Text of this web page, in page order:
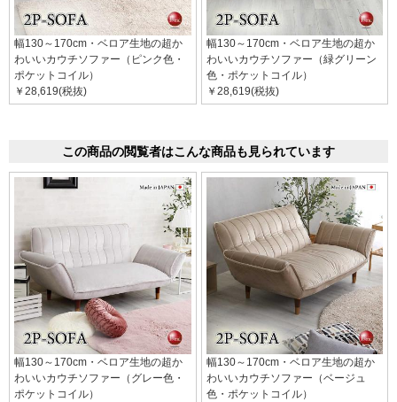
幅130～170cm・ベロア生地の超か
わいいカウチソファー（ピンク色・
ポケットコイル）
￥28,619(税抜)
幅130～170cm・ベロア生地の超か
わいいカウチソファー（緑グリーン
色・ポケットコイル）
￥28,619(税抜)
この商品の閲覧者はこんな商品も見られています
幅130～170cm・ベロア生地の超か
わいいカウチソファー（グレー色・
ポケットコイル）
幅130～170cm・ベロア生地の超か
わいいカウチソファー（ベージュ
色・ポケットコイル）